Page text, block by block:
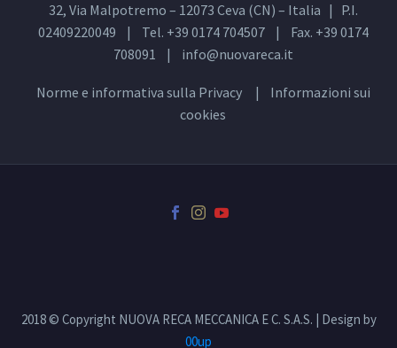
32, Via Malpotremo – 12073 Ceva (CN) – Italia | P.I.
02409220049 | Tel. +39 0174 704507 | Fax. +39 0174
708091 | info@nuovareca.it
Norme e informativa sulla Privacy| Informazioni sui
cookies
2018 © Copyright NUOVA RECA MECCANICA E C. S.A.S. | Design by
00up